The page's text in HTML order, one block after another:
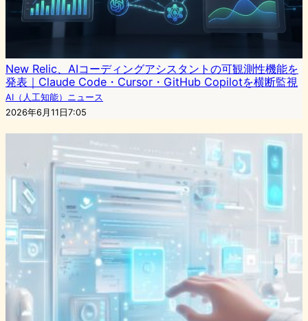
New Relic、AIコーディングアシスタントの可観測性機能を
発表｜Claude Code・Cursor・GitHub Copilotを横断監視
AI（人工知能）ニュース
2026年6月11日7:05